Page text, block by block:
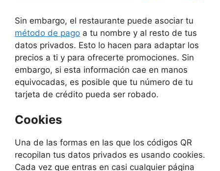
Sin embargo, el restaurante puede asociar tu
método de pago a tu nombre y al resto de tus
datos privados. Esto lo hacen para adaptar los
precios a ti y para ofrecerte promociones. Sin
embargo, si esta información cae en manos
equivocadas, es posible que tu número de tu
tarjeta de crédito pueda ser robado.
Cookies
Una de las formas en las que los códigos QR
recopilan tus datos privados es usando cookies.
Cada vez que entras en casi cualquier página